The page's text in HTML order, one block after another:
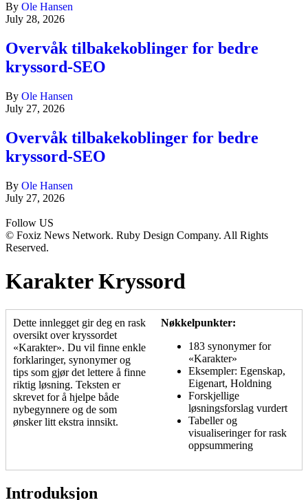
By Ole Hansen
July 28, 2026
Overvåk tilbakekoblinger for bedre
kryssord-SEO
By Ole Hansen
July 27, 2026
Overvåk tilbakekoblinger for bedre
kryssord-SEO
By Ole Hansen
July 27, 2026
Follow US
© Foxiz News Network. Ruby Design Company. All Rights
Reserved.
Karakter Kryssord
Dette innlegget gir deg en rask
oversikt over kryssordet
«Karakter». Du vil finne enkle
forklaringer, synonymer og
tips som gjør det lettere å finne
riktig løsning. Teksten er
skrevet for å hjelpe både
nybegynnere og de som
ønsker litt ekstra innsikt.
Nøkkelpunkter:
183 synonymer for
«Karakter»
Eksempler: Egenskap,
Eigenart, Holdning
Forskjellige
løsningsforslag vurdert
Tabeller og
visualiseringer for rask
oppsummering
Introduksjon